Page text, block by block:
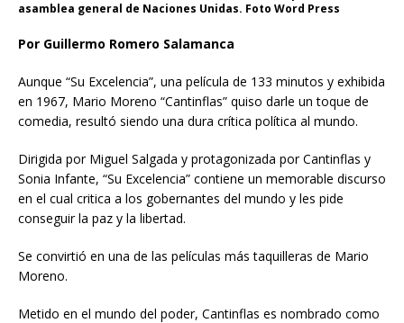
asamblea general de Naciones Unidas. Foto Word Press
Por Guillermo Romero Salamanca
Aunque “Su Excelencia”, una película de 133 minutos y exhibida
en 1967, Mario Moreno “Cantinflas” quiso darle un toque de
comedia, resultó siendo una dura crítica política al mundo.
Dirigida por Miguel Salgada y protagonizada por Cantinflas y
Sonia Infante, “Su Excelencia” contiene un memorable discurso
en el cual critica a los gobernantes del mundo y les pide
conseguir la paz y la libertad.
Se convirtió en una de las películas más taquilleras de Mario
Moreno.
Metido en el mundo del poder, Cantinflas es nombrado como